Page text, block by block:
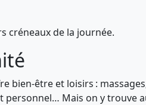
créneaux de la journée.
bien-être et loisirs :
Mais on y trouve